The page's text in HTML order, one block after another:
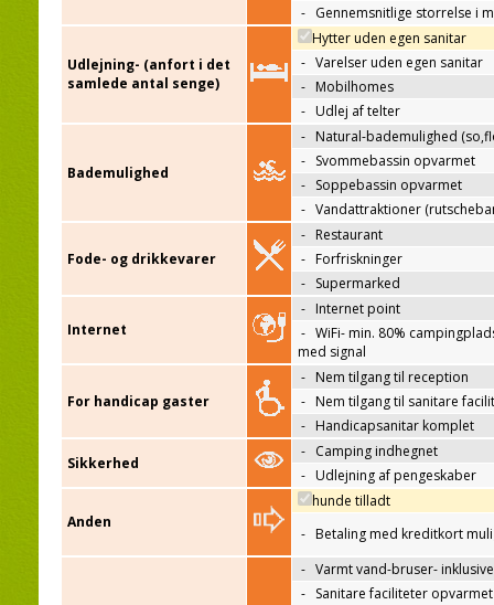
- Gennemsnitlige storrelse i
Udlejning- (anfort i det
samlede antal senge)
Hytter uden egen sanitar
- Varelser uden egen sanitar
- Mobilhomes
- Udlej af telter
Bademulighed
- Natural-bademulighed
- Svommebassin opvarmet
- Soppebassin opvarmet
- Vandattraktioner
Fode- og drikkevarer
- Restaurant
- Forfriskninger
- Supermarked
Internet
- Internet point
- WiFi- min. 80%
med signal
For handicap gaster
- Nem tilgang til reception
- Nem tilgang til sanitare
- Handicapsanitar komplet
Sikkerhed
- Camping indhegnet
- Udlejning af pengeskaber
Anden
hunde tilladt
- Betaling med kreditkort
- Varmt vand-bruser- inklusive
- Sanitare faciliteter opvarmet